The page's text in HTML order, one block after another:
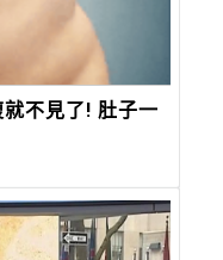
不見了! 肚子一